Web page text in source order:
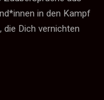
in den Kampf
Dich vernichten